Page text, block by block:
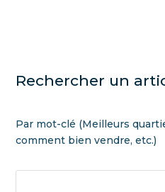
Rechercher un
Par mot-clé (Meilleurs
comment bien vendre, etc.)